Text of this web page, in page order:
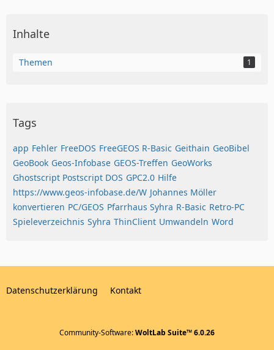
Inhalte
Themen 1
Tags
app Fehler FreeDOS FreeGEOS R-Basic Geithain GeoBibel
GeoBook Geos-Infobase GEOS-Treffen GeoWorks
Ghostscript Postscript DOS GPC2.0 Hilfe
https://www.geos-infobase.de/W Johannes Möller
konvertieren PC/GEOS Pfarrhaus Syhra R-Basic Retro-PC
Spieleverzeichnis Syhra ThinClient Umwandeln Word
Datenschutzerklärung Kontakt
Community-Software:WoltLab Suite™ 6.0.26